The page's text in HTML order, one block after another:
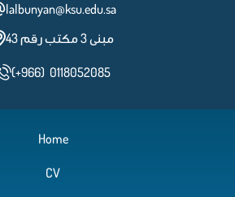
lalbunyan@ksu.edu.sa
مبنى 3 مكتب رقم 43
(+966) 0118052085
Home
CV